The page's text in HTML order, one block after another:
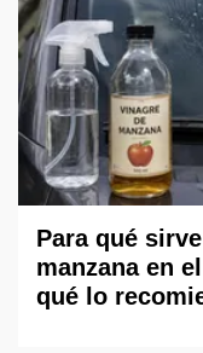
Para qué
manzana en
qué lo